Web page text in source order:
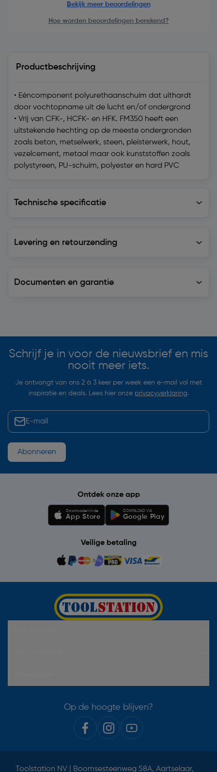
Bekijk meer beoordelingen
Hoe worden beoordelingen berekend?
Productbeschrijving
• Eéncomponent polyurethaanschuim dat uithardt
door vochtopname uit de lucht en/of ondergrond
• Vrij van CFK-, HCFK- en HFK. FM350 heeft een
uitstekende hechting op de meeste ondergronden
zoals beton, metselwerk, steen, pleisterwerk, hout,
vezelcement, metaal maar ook kunststoffen zoals
polystyreen, PU-schuim, polyester en hard PVC
Technische specificatie
Levering en retourzending
Documenten en garantie
Schrijf je in voor de nieuwsbrief en mis
nooit meer iets.
Je ontvangt van ons 2 à 3 keer per week een e-mail vol met
inspiratie en deals. Lees hier onze privacyverklaring.
Abonneren
Ontdek onze app
Downloaden in de
App Store
DOWNLOAD VIA
Google Play
Veilige betaling
Op de hoogte blijven?
Toolstation NV | Boomsesteenweg 58A, Aartselaar,